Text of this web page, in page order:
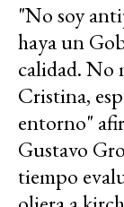
"No soy
haya un
calidad. No
Cristina,
entorno"
Gustavo
tiempo